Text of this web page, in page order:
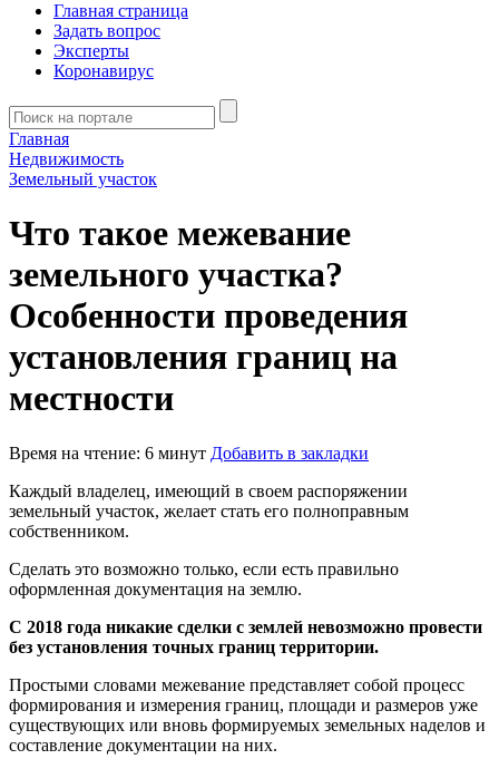
Главная страница
Задать вопрос
Эксперты
Коронавирус
Главная
Недвижимость
Земельный участок
Что такое межевание
земельного участка?
Особенности проведения
установления границ на
местности
Время на чтение: 6 минут Добавить в закладки
Каждый владелец, имеющий в своем распоряжении
земельный участок, желает стать его полноправным
собственником.
Сделать это возможно только, если есть правильно
оформленная документация на землю.
С 2018 года никакие сделки с землей невозможно провести
без установления точных границ территории.
Простыми словами межевание представляет собой процесс
формирования и измерения границ, площади и размеров уже
существующих или вновь формируемых земельных наделов и
составление документации на них.